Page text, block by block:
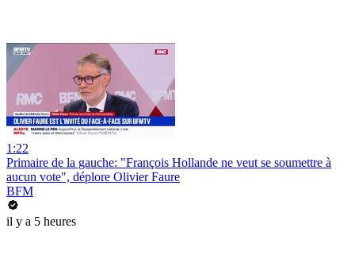
1:22
Primaire de la gauche: "François Hollande ne veut se soumettre à
aucun vote", déplore Olivier Faure
BFM
il y a 5 heures